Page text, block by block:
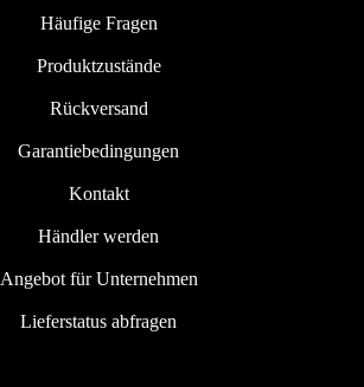
Häufige Fragen
Produktzustände
Rückversand
Garantiebedingungen
Kontakt
Händler werden
Angebot für Unternehmen
Lieferstatus abfragen